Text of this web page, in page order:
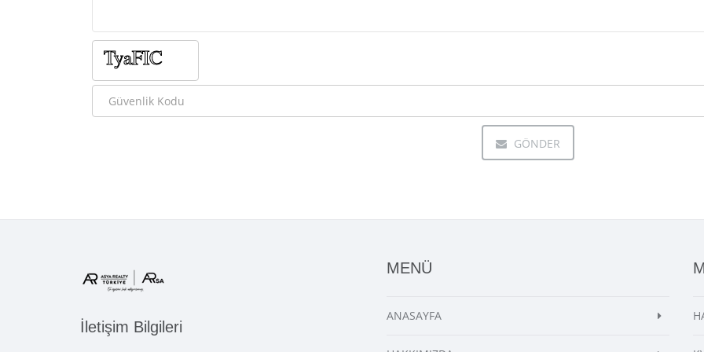
GÖNDER
İletişim Bilgileri
MENÜ
ANASAYFA